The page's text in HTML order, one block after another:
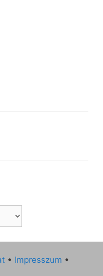
• Impresszum •